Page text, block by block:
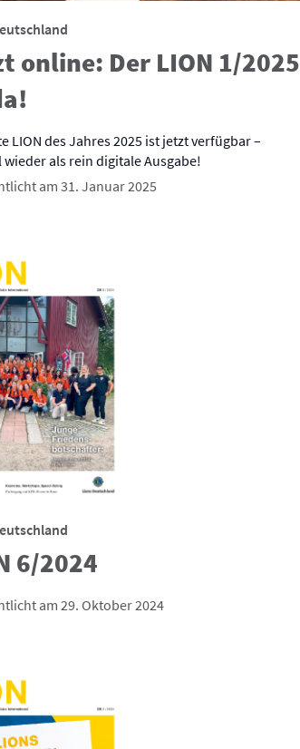
online: Der LION 1/2025
LION des Jahres 2025 ist jetzt verfügbar –
wieder als rein digitale Ausgabe!
am 31. Januar 2025
6/2024
am 29. Oktober 2024